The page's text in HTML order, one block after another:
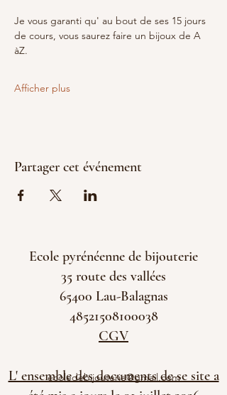
Je vous garanti qu' au bout de ses 15 jours
de cours, vous saurez faire un bijoux de A
àZ.
Afficher plus
Partager cet événement
Ecole pyrénéenne de bijouterie
35 route des vallées
65400 Lau-Balagnas
48521508100038
CGV
L' ensemble des documents de se site a
ecoledebijouterie@gmail.com